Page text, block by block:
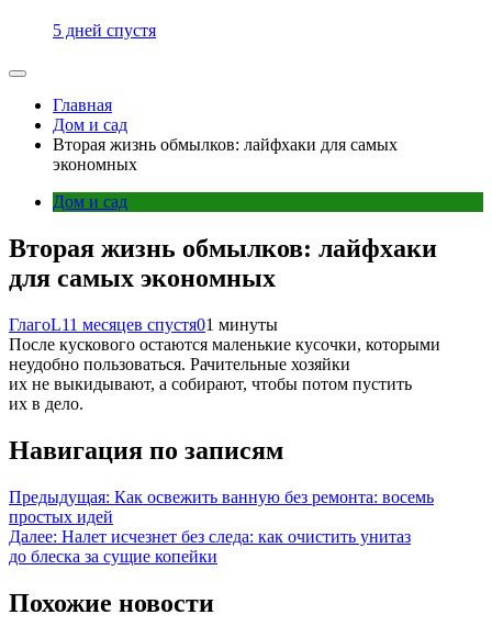
5 дней спустя
Главная
Дом и сад
Вторая жизнь обмылков: лайфхаки для самых
экономных
Дом и сад
Вторая жизнь обмылков: лайфхаки
для самых экономных
ГлагоL11 месяцев спустя01 минуты
После кускового остаются маленькие кусочки, которыми
неудобно пользоваться. Рачительные хозяйки
их не выкидывают, а собирают, чтобы потом пустить
их в дело.
Навигация по записям
Предыдущая: Как освежить ванную без ремонта: восемь
простых идей
Далее: Налет исчезнет без следа: как очистить унитаз
до блеска за сущие копейки
Похожие новости